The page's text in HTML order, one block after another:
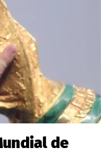
de